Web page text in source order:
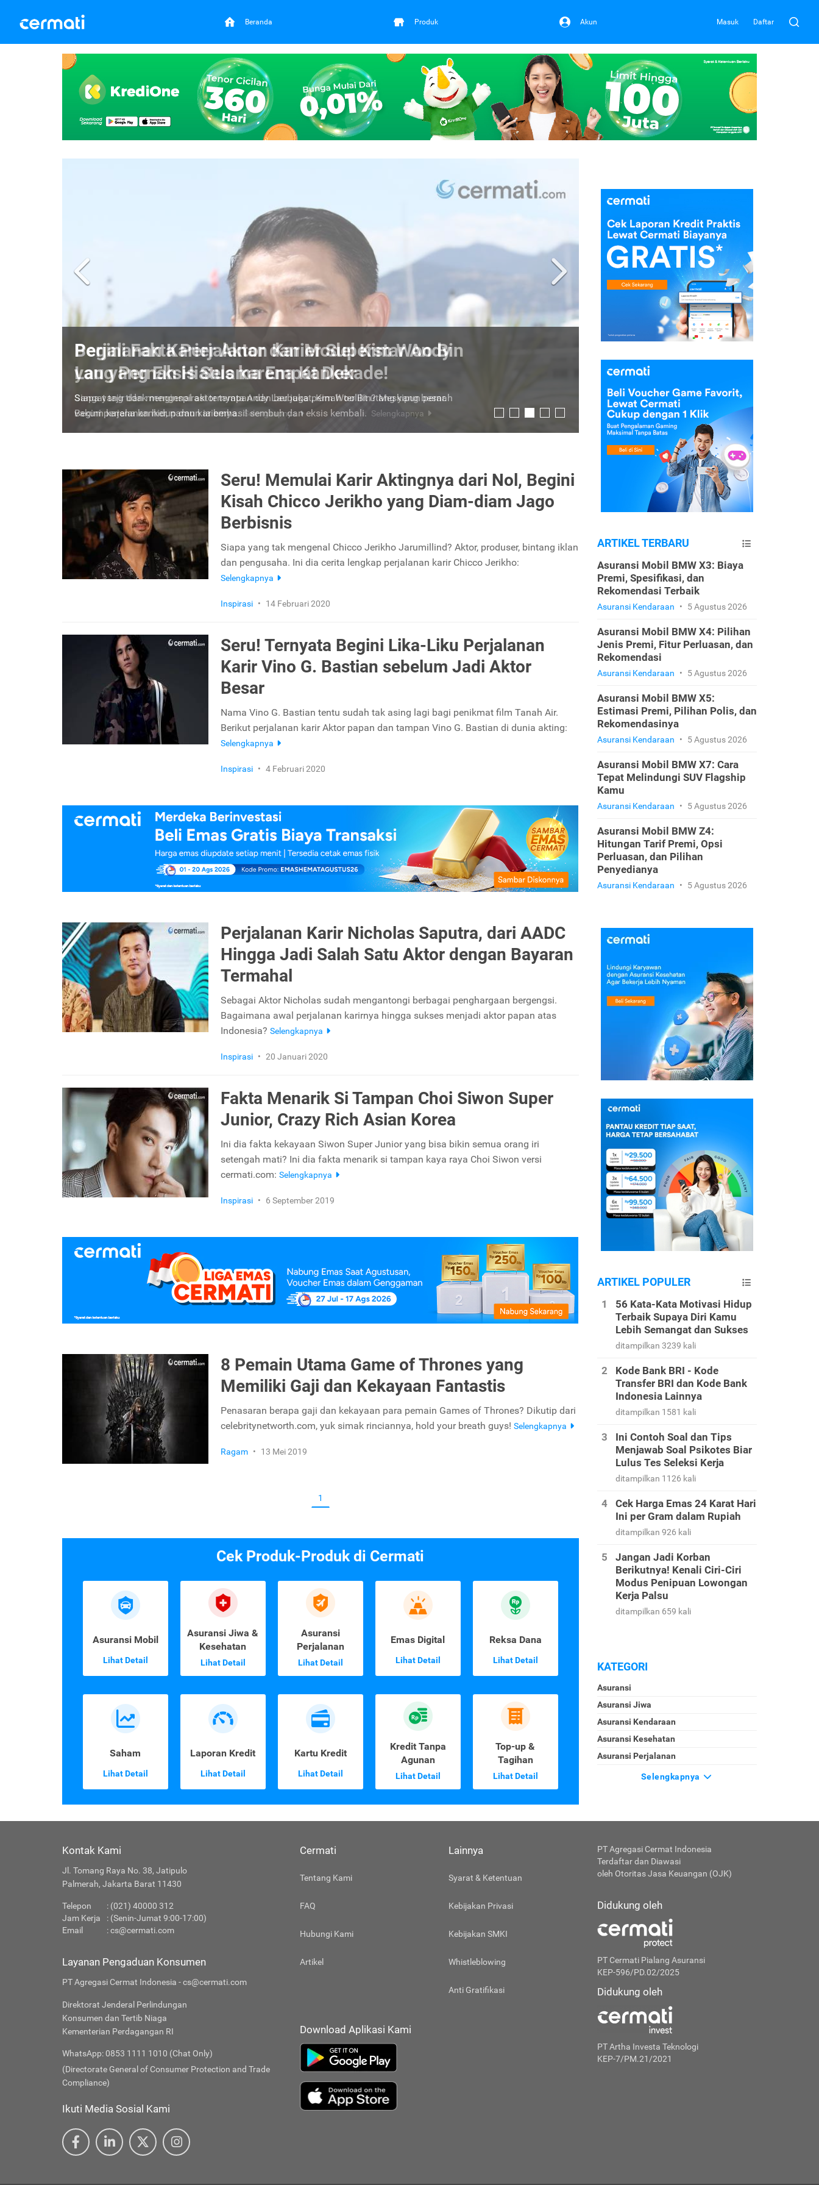
Beranda Produk Akun Masuk Daftar
Perjalanan Karier Aktor dan Model Kim Woo Bin
yang Pernah Hiatus karena Kanker
Siapa yang tidak mengenal aktor tampan dan berbakat, Kim Woo Bin? Meskipun pernah
vakum karena kanker, namun ia berhasil sembuh dan eksis kembali. Selengkapnya
Previous Next
Seru! Memulai Karir Aktingnya dari Nol, Begini
Kisah Chicco Jerikho yang Diam-diam Jago
Berbisnis
Siapa yang tak mengenal Chicco Jerikho Jarumillind? Aktor, produser, bintang iklan
dan pengusaha. Ini dia cerita lengkap perjalanan karir Chicco Jerikho:
Selengkapnya
Inspirasi • 14 Februari 2020
Seru! Ternyata Begini Lika-Liku Perjalanan
Karir Vino G. Bastian sebelum Jadi Aktor
Besar
Nama Vino G. Bastian tentu sudah tak asing lagi bagi penikmat film Tanah Air.
Berikut perjalanan karir Aktor papan dan tampan Vino G. Bastian di dunia akting:
Selengkapnya
Inspirasi • 4 Februari 2020
Perjalanan Karir Nicholas Saputra, dari AADC
Hingga Jadi Salah Satu Aktor dengan Bayaran
Termahal
Sebagai Aktor Nicholas sudah mengantongi berbagai penghargaan bergengsi.
Bagaimana awal perjalanan karirnya hingga sukses menjadi aktor papan atas
Indonesia? Selengkapnya
Inspirasi • 20 Januari 2020
Fakta Menarik Si Tampan Choi Siwon Super
Junior, Crazy Rich Asian Korea
Ini dia fakta kekayaan Siwon Super Junior yang bisa bikin semua orang iri
setengah mati? Ini dia fakta menarik si tampan kaya raya Choi Siwon versi
cermati.com: Selengkapnya
Inspirasi • 6 September 2019
8 Pemain Utama Game of Thrones yang
Memiliki Gaji dan Kekayaan Fantastis
Penasaran berapa gaji dan kekayaan para pemain Games of Thrones? Dikutip dari
celebritynetworth.com, yuk simak rinciannya, hold your breath guys! Selengkapnya
Ragam • 13 Mei 2019
1
Cek Produk-Produk di Cermati
Asuransi Mobil
Lihat Detail
Asuransi Jiwa &
Kesehatan
Lihat Detail
Asuransi
Perjalanan
Lihat Detail
Emas Digital
Lihat Detail
Reksa Dana
Lihat Detail
Saham
Lihat Detail
Laporan Kredit
Lihat Detail
Kartu Kredit
Lihat Detail
Kredit Tanpa
Agunan
Lihat Detail
Top-up &
Tagihan
Lihat Detail
ARTIKEL TERBARU
Asuransi Mobil BMW X3: Biaya
Premi, Spesifikasi, dan
Rekomendasi Terbaik
Asuransi Kendaraan • 5 Agustus 2026
Asuransi Mobil BMW X4: Pilihan
Jenis Premi, Fitur Perluasan, dan
Rekomendasi
Asuransi Kendaraan • 5 Agustus 2026
Asuransi Mobil BMW X5:
Estimasi Premi, Pilihan Polis, dan
Rekomendasinya
Asuransi Kendaraan • 5 Agustus 2026
Asuransi Mobil BMW X7: Cara
Tepat Melindungi SUV Flagship
Kamu
Asuransi Kendaraan • 5 Agustus 2026
Asuransi Mobil BMW Z4:
Hitungan Tarif Premi, Opsi
Perluasan, dan Pilihan
Penyedianya
Asuransi Kendaraan • 5 Agustus 2026
ARTIKEL POPULER
56 Kata-Kata Motivasi Hidup
Terbaik Supaya Diri Kamu
Lebih Semangat dan Sukses
ditampilkan 3239 kali
Kode Bank BRI - Kode
Transfer BRI dan Kode Bank
Indonesia Lainnya
ditampilkan 1581 kali
Ini Contoh Soal dan Tips
Menjawab Soal Psikotes Biar
Lulus Tes Seleksi Kerja
ditampilkan 1126 kali
Cek Harga Emas 24 Karat Hari
Ini per Gram dalam Rupiah
ditampilkan 926 kali
Jangan Jadi Korban
Berikutnya! Kenali Ciri-Ciri
Modus Penipuan Lowongan
Kerja Palsu
ditampilkan 659 kali
KATEGORI
Asuransi
Asuransi Jiwa
Asuransi Kendaraan
Asuransi Kesehatan
Asuransi Perjalanan
Selengkapnya
Kontak Kami
Jl. Tomang Raya No. 38, Jatipulo
Palmerah, Jakarta Barat 11430
Telepon
: (021) 40000 312
Jam Kerja
: (Senin-Jumat 9:00-17:00)
Email
:cs@cermati.com
Layanan Pengaduan Konsumen
PT Agregasi Cermat Indonesia - cs@cermati.com
Direktorat Jenderal Perlindungan
Konsumen dan Tertib Niaga
Kementerian Perdagangan RI
WhatsApp: 0853 1111 1010 (Chat Only)
(Directorate General of Consumer Protection and Trade
Compliance)
Ikuti Media Sosial Kami
Cermati
Tentang Kami
FAQ
Hubungi Kami
Artikel
Lainnya
Syarat & Ketentuan
Kebijakan Privasi
Kebijakan SMKI
Whistleblowing
Anti Gratifikasi
Download Aplikasi Kami
PT Agregasi Cermat Indonesia
Terdaftar dan Diawasi
oleh Otoritas Jasa Keuangan (OJK)
Didukung oleh
PT Cermati Pialang Asuransi
KEP-596/PD.02/2025
Didukung oleh
PT Artha Investa Teknologi
KEP-7/PM.21/2021